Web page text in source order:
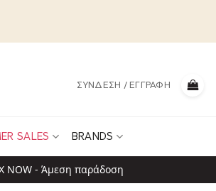
ΣΎΝΔΕΣΗ / ΕΓΓΡΑΦΉ
SALES BRANDS
NOW - Άμεση παράδοση